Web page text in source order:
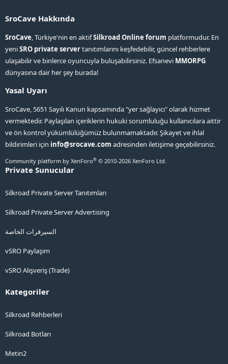
SroCave Hakkında
SroCave, Türkiye'nin en aktifSilkroad Online forum platformudur. En
yeniSRO private servertanıtımlarını keşfedebilir, güncel rehberlere
ulaşabilir ve binlerce oyuncuyla buluşabilirsiniz. Efsanevi MMORPG
dünyasına dair her şey burada!
Yasal Uyarı
SroCave, 5651 Sayılı Kanun kapsamında "yer sağlayıcı" olarak hizmet
vermektedir. Paylaşılan içeriklerin hukuki sorumluluğu kullanıcılara aittir
ve ön kontrol yükümlülüğümüz bulunmamaktadır. Şikayet ve ihlal
bildirimleri için info@srocave.com adresinden iletişime geçebilirsiniz.
Community platform by XenForo® © 2010-2026 XenForo Ltd.
Private Sunucular
Silkroad Private Server Tanıtımları
Silkroad Private Server Advertising
السيرفرات الخاصة
vSRO Paylaşım
vSRO Alışveriş (Trade)
Kategoriler
Silkroad Rehberleri
Silkroad Botları
Metin2